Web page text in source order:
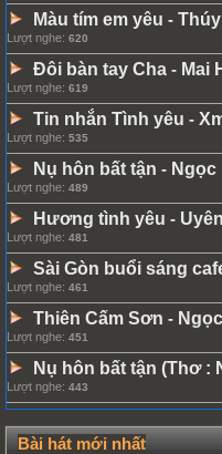
Màu tím em yêu -
Lượt nghe: 620
Đôi bàn tay Cha - Mai
Lượt nghe: 619
Tin nhắn Tình yêu -
Lượt nghe: 535
Nụ hôn bất tận - Ngọc
Lượt nghe: 489
Hương tình yêu -
Lượt nghe: 481
Sài Gòn buổi sáng
Lượt nghe: 461
Thiên Cấm Sơn -
Lượt nghe: 451
Nụ hôn bất tận (Thơ :
Lượt nghe: 443
Bài hát mới nhất